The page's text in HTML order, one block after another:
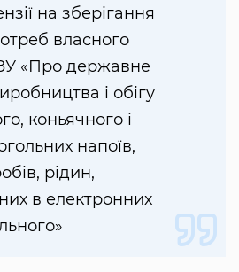
на зберігання
власного
«Про державне
і обігу
коньячного і
напоїв,
рідин,
в електронних